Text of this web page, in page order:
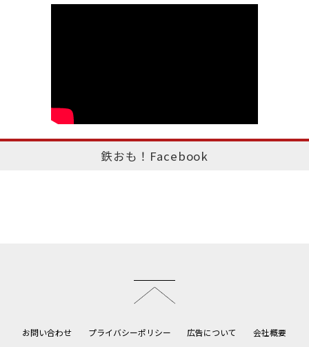
鉄おも！Facebook
お問い合わせ プライバシーポリシー 広告について 会社概要